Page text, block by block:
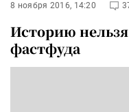
8 ноября 2016, 14:20
Историю
фастфуда